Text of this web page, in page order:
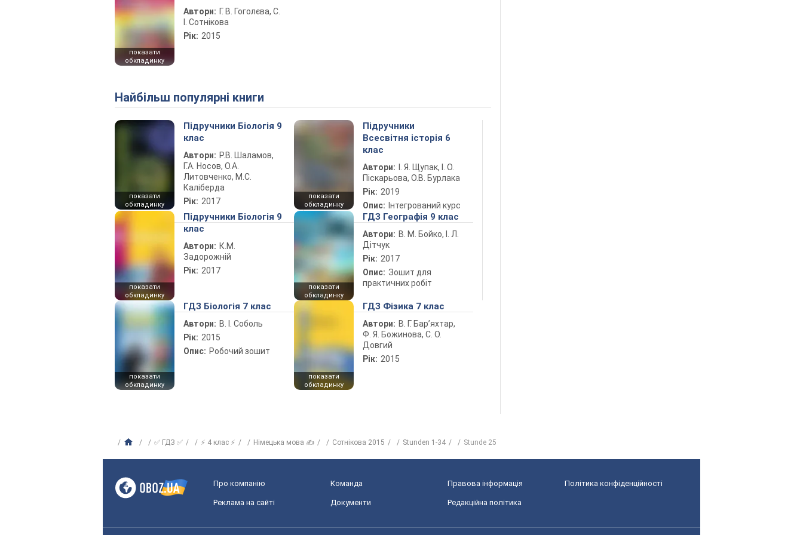
показати
обкладинку
Автори: Г. В. Гоголєва, С.
І. Сотнікова
Рік: 2015
Найбільш популярні книги
показати
обкладинку
Підручники Біологія 9
клас
Автори: Р.В. Шаламов,
Г.А. Носов, О.А.
Литовченко, М.С.
Каліберда
Рік: 2017
показати
обкладинку
Підручники
Всесвітня історія 6
клас
Автори:
І. Я. Щупак, І. О.
Піскарьова, О.В. Бурлака
Рік: 2019
Опис: Інтегрований курс
показати
обкладинку
Підручники Біологія 9
клас
Автори: К.М.
Задорожній
Рік: 2017
показати
обкладинку
ГДЗ Географія 9 клас
Автори: В. М. Бойко, І. Л.
Дітчук
Рік: 2017
Опис: Зошит для
практичних робіт
показати
обкладинку
ГДЗ Біологія 7 клас
Автори: В. І. Соболь
Рік: 2015
Опис: Робочий зошит
показати
обкладинку
ГДЗ Фізика 7 клас
Автори: В. Г. Бар’яхтар,
Ф. Я. Божинова, С. О.
Довгий
Рік: 2015
✅ ГДЗ ✅ ⚡ 4 клас ⚡ Німецька мова ✍ Сотнікова 2015 Stunden 1-34 Stunde 25
Про компанію Команда Правова інформація Політика конфіденційності
Реклама на сайті Документи Редакційна політика